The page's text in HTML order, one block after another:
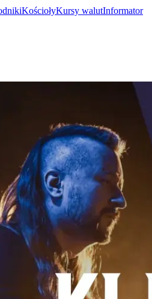
KościołyKursy walutInformator